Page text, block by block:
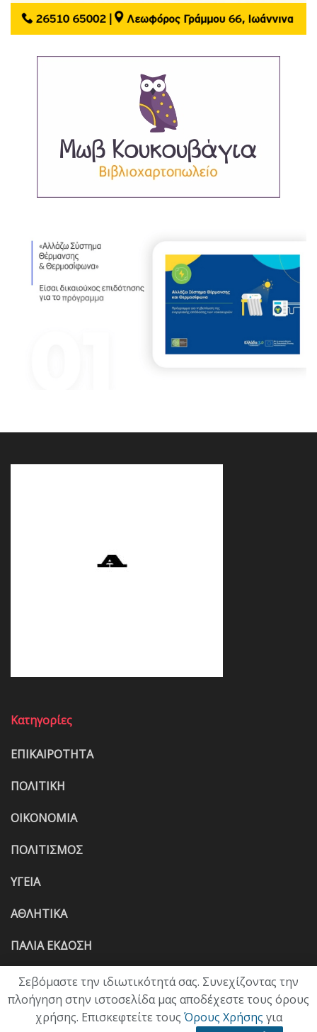
Κατηγορίες
ΕΠΙΚΑΙΡΟΤΗΤΑ
ΠΟΛΙΤΙΚΗ
ΟΙΚΟΝΟΜΙΑ
ΠΟΛΙΤΙΣΜΟΣ
ΥΓΕΙΑ
ΑΘΛΗΤΙΚΑ
ΠΑΛΙΑ ΕΚΔΟΣΗ
Σεβόμαστε την ιδιωτικότητά σας. Συνεχίζοντας την
πλοήγηση στην ιστοσελίδα μας αποδέχεστε τους όρους
χρήσης. Επισκεφτείτε τους Όρους Χρήσης για